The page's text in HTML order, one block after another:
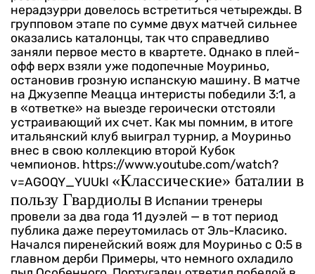
нерадзурри довелось встретиться четырежды. В
групповом этапе по сумме двух матчей сильнее
оказались каталонцы, так что справедливо
заняли первое место в квартете. Однако в плей-
офф верх взяли уже подопечные Моуриньо,
остановив грозную испанскую машину. В матче
на Джузеппе Меацца интеристы победили 3:1, а
в «ответке» на выезде героически отстояли
устраивающий их счет. Как мы помним, в итоге
итальянский клуб выиграл турнир, а Моуриньо
внес в свою коллекцию второй Кубок
чемпионов. https://www.youtube.com/watch?
v=AGOQY_YUUkI «Классические» баталии в
пользу Гвардиолы В Испании тренеры
провели за два года 11 дуэлей — в тот период
публика даже переутомилась от Эль-Класико.
Начался пиренейский вояж для Моуриньо с 0:5 в
главном дерби Примеры, что немного охладило